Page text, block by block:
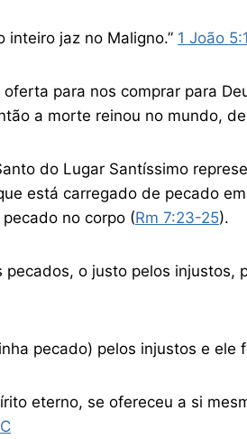
inteiro jaz no Maligno.” 1 João
para nos comprar para
a morte reinou no mundo,
do Lugar Santíssimo
está carregado de pecado
no corpo (Rm 7:23-25).
pecados, o justo pelos
pecado) pelos injustos e
eterno, se ofereceu a si